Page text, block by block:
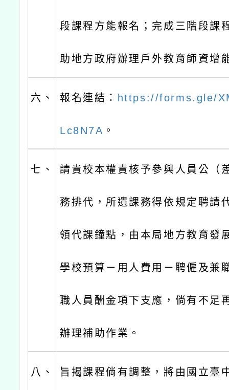
段課程方能報名；完成三階段課
助地方政府辦理戶外教育師資增
六、 報名連結： https://forms.gle/
Lc8N7A 。
七、 請貴校本權責核予參與人員公（
務排代，所遺課務得依規定聘請
領代課鐘點，由本局地方教育發
學校預算－用人費用－聘僱及兼
職人員酬金項下支應，倘有不足
辦理補助作業。
八、 旨揭課程倘有調整，將由國立臺